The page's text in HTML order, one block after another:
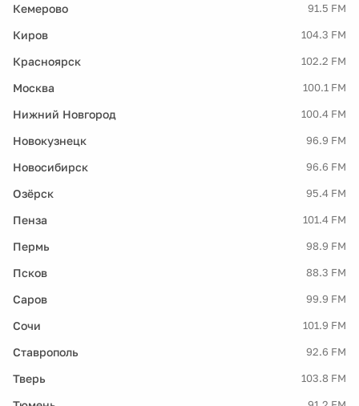
Кемерово 91.5 FM
Киров 104.3 FM
Красноярск 102.2 FM
Москва 100.1 FM
Нижний Новгород 100.4 FM
Новокузнецк 96.9 FM
Новосибирск 96.6 FM
Озёрск 95.4 FM
Пенза 101.4 FM
Пермь 98.9 FM
Псков 88.3 FM
Саров 99.9 FM
Сочи 101.9 FM
Ставрополь 92.6 FM
Тверь 103.8 FM